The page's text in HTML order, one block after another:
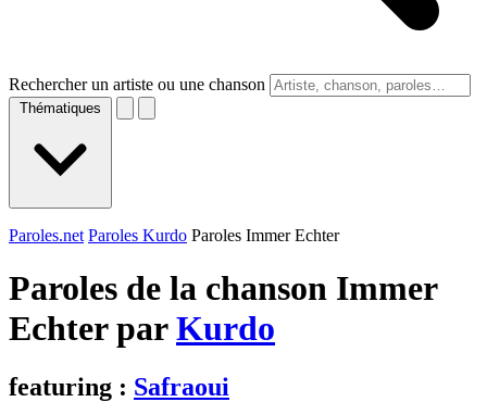
Rechercher un artiste ou une chanson
Thématiques
Paroles.net Paroles Kurdo Paroles Immer Echter
Paroles de la chanson Immer
Echter parKurdo
featuring : Safraoui